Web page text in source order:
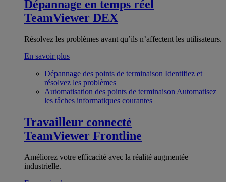
Dépannage en temps réel
TeamViewer DEX
Résolvez les problèmes avant qu’ils n’affectent les utilisateurs.
En savoir plus
Dépannage des points de terminaison Identifiez et
résolvez les problèmes
Automatisation des points de terminaison Automatisez
les tâches informatiques courantes
Travailleur connecté
TeamViewer Frontline
Améliorez votre efficacité avec la réalité augmentée
industrielle.